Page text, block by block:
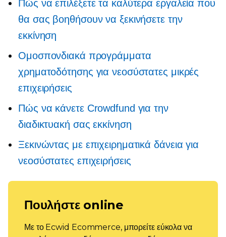
Πώς να επιλέξετε τα καλύτερα εργαλεία που
θα σας βοηθήσουν να ξεκινήσετε την
εκκίνηση
Ομοσπονδιακά προγράμματα
χρηματοδότησης για νεοσύστατες μικρές
επιχειρήσεις
Πώς να κάνετε Crowdfund για την
διαδικτυακή σας εκκίνηση
Ξεκινώντας με επιχειρηματικά δάνεια για
νεοσύστατες επιχειρήσεις
Πουλήστε online
Με το Ecwid Ecommerce, μπορείτε εύκολα να